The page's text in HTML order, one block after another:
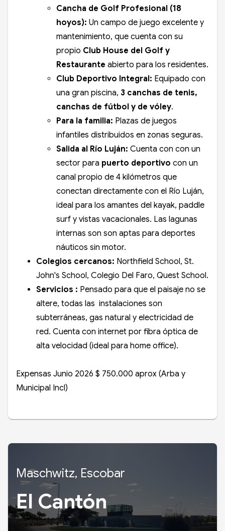
Cancha de Golf Profesional (18
hoyos): Un campo de juego excelente y
mantenimiento, que cuenta con su
propio Club House del Golf y
Restaurante abierto para los residentes.
Club Deportivo Integral: Equipado con
una gran piscina, 3 canchas de tenis,
canchas de fútbol y de vóley.
Para la familia: Plazas de juegos
infantiles distribuidos en zonas seguras.
Salida al Río Luján: Cuenta con con un
sector para puerto deportivo con un
canal propio de 4 kilómetros que
conectan directamente con el Río Luján,
ideal para los amantes del kayak, paddle
surf y vistas vacacionales. Las lagunas
internas son son aptas para deportes
náuticos sin motor.
Colegios cercanos: Northfield School, St.
John's School, Colegio Del Faro, Quest School.
Servicios : Pensado para que el paisaje no se
altere, todas las instalaciones son
subterráneas, gas natural y electricidad de
red. Cuenta con internet por fibra óptica de
alta velocidad (ideal para home office).
Expensas Junio 2026 $ 750.000 aprox (Arba y
Municipal Incl)
Maschwitz, Escobar
El Cantón